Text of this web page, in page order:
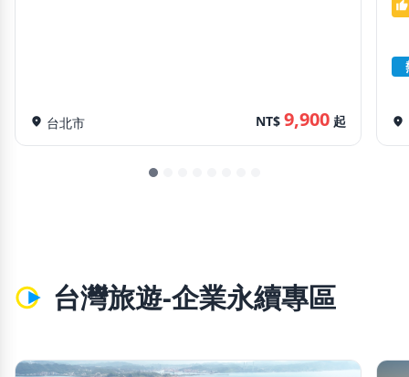
location_on 台北市 NT$ 9,900 起
thumb_up
location_on
台灣旅遊-企業永續專區